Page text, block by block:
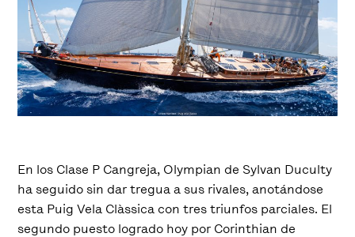
En los Clase P Cangreja, Olympian de Sylvan Duculty
ha seguido sin dar tregua a sus rivales, anotándose
esta Puig Vela Clàssica con tres triunfos parciales. El
segundo puesto logrado hoy por Corinthian de